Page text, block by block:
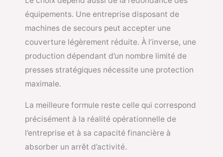
équipements. Une entreprise disposant de
machines de secours peut accepter une
couverture légèrement réduite. À l’inverse, une
production dépendant d’un nombre limité de
presses stratégiques nécessite une protection
maximale.
La meilleure formule reste celle qui correspond
précisément à la réalité opérationnelle de
l’entreprise et à sa capacité financière à
absorber un arrêt d’activité.